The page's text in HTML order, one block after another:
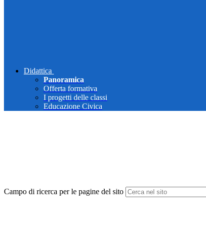
Didattica
Panoramica
Offerta formativa
I progetti delle classi
Educazione Civica
Campo di ricerca per le pagine del sito